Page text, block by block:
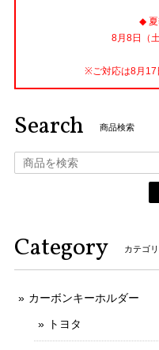
◆ 夏
8月8日（
※ご対応は8月17
Search 商品検索
Category カテゴ
カーボンキーホルダー
トヨタ